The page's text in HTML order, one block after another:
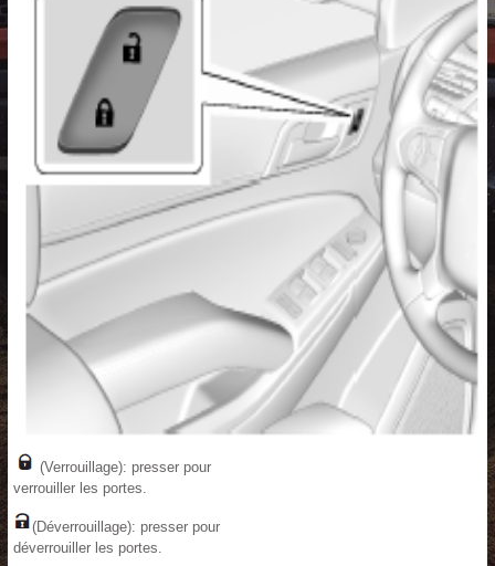
(Verrouillage): presser pour
verrouiller les portes.
(Déverrouillage): presser pour
déverrouiller les portes.